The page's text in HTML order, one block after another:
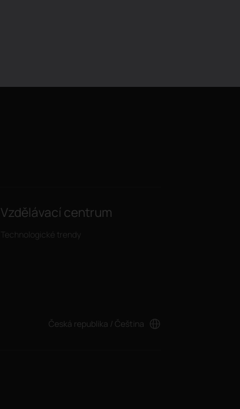
Vzdělávací centrum
Technologické trendy
Česká republika / Čeština